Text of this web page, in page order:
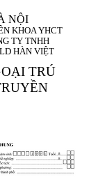
NỘI
KHOA YHCT
TY TNHH
HÀN VIỆT
TRÚ
1 9 9 5
8
8